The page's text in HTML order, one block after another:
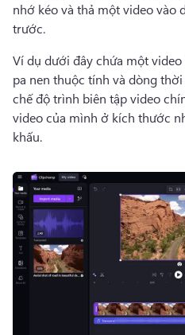
nhớ kéo và thả một video vào
trước.
Ví dụ dưới đây chứa một
pa nen thuộc tính và dòng
chế độ trình biên tập video
video của mình ở kích thước
khấu.